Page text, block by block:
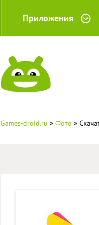
Приложения
Games-droid.ru » Фото »